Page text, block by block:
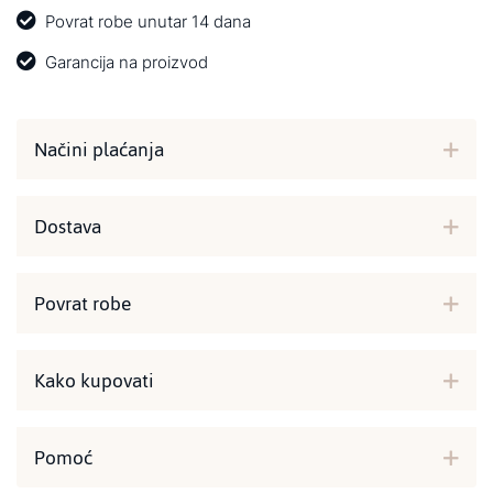
Povrat robe unutar 14 dana
Garancija na proizvod
Načini plaćanja
Dostava
Povrat robe
Kako kupovati
Pomoć